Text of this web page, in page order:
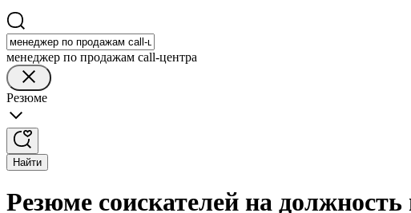
менеджер по продажам call-центра
Резюме
Найти
Резюме соискателей на